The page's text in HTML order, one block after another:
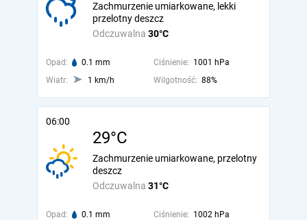
Odczuwalna 30°C
Zachmurzenie umiarkowane, lekki
przelotny deszcz
Opad: 0.1 mm Ciśnienie: 1001 hPa
Wiatr:
1 km/h Wilgotność: 88%
06:00
29°C
Odczuwalna 31°C
Zachmurzenie umiarkowane, przelotny
deszcz
Opad: 0.1 mm Ciśnienie: 1002 hPa